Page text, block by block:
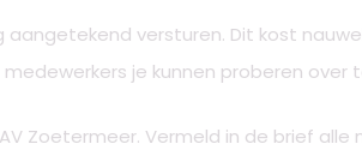
versturen. Dit kost
je kunnen proberen over
Zoetermeer. Vermeld in de brief alle